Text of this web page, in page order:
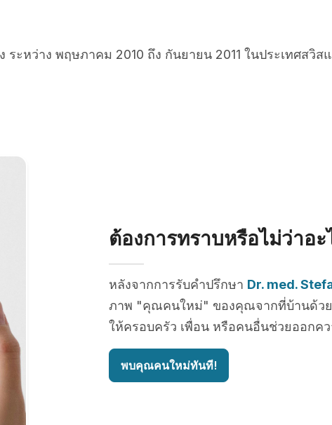
ะหว่าง พฤษภาคม 2010 ถึง กันยายน 2011 ในประเทศสวิส
ต้องการทราบหรือไม่ว่าอ
หลังจากการรับคำปรึกษา Dr. med.
ภาพ "คุณคนใหม่" ของคุณจากที่บ้านด้ว
ให้ครอบครัว เพื่อน หรือคนอื่นช่วยออกคว
พบคุณคนใหม่ทันที!